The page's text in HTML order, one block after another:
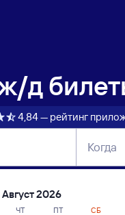
д
4,84 — рейтинг
Когда
Август 2026
ЧТ ПТ СБ